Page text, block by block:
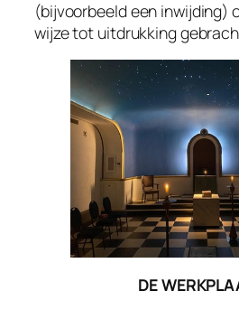
(bijvoorbeeld een inwijding)
wijze tot uitdrukking
DE